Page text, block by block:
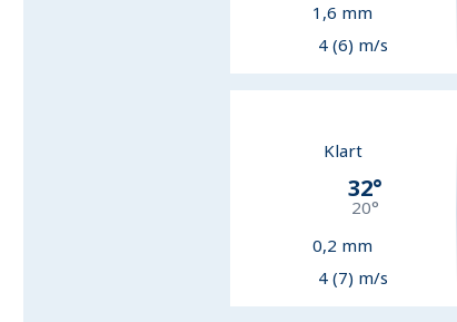
1,6 mm
4 (6) m/s
Klart
32°
20°
0,2 mm
4 (7) m/s